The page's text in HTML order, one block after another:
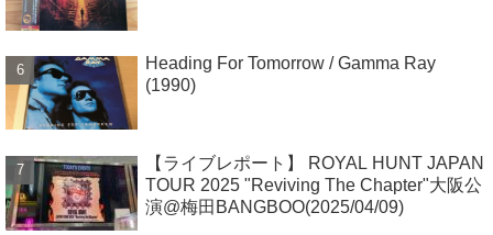
Heading For Tomorrow / Gamma Ray
(1990)
【ライブレポート】 ROYAL HUNT JAPAN
TOUR 2025 "Reviving The Chapter"大阪公
演@梅田BANGBOO(2025/04/09)